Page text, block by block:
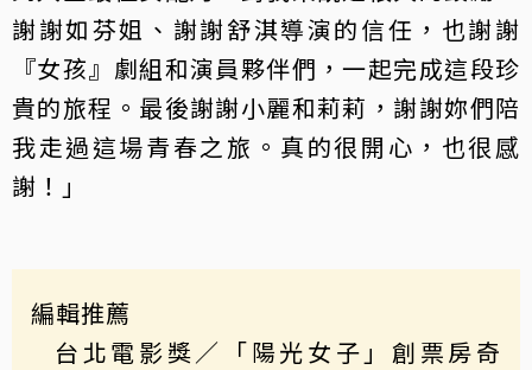
謝謝如芬姐、謝謝舒淇導演的信任，也謝謝
『女孩』劇組和演員夥伴們，一起完成這段珍
貴的旅程。最後謝謝小麗和莉莉，謝謝妳們陪
我走過這場青春之旅。真的很開心，也很感
謝！」
編輯推薦
台北電影獎／「陽光女子」創票房奇